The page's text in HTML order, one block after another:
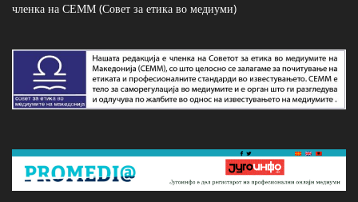
членка на СЕММ (Совет за етика во медиуми)